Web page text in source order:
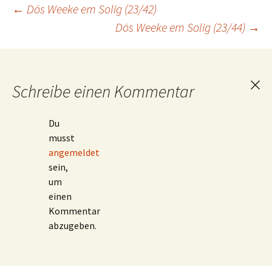
Beitragsnavigation
← Dös Weeke em Solig (23/42)
Dös Weeke em Solig (23/44) →
Schreibe einen Kommentar
Du
musst
angemeldet
sein,
um
einen
Kommentar
abzugeben.